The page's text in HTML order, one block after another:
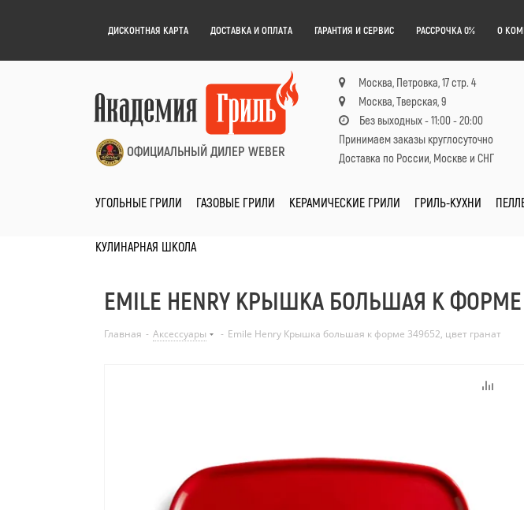
ДИСКОНТНАЯ КАРТА ДОСТАВКА И ОПЛАТА ГАРАНТИЯ И СЕРВИС РАССРОЧКА 0% О
ОФИЦИАЛЬНЫЙ ДИЛЕР WEBER
Москва, Петровка, 17 стр. 4
Москва, Тверская, 9
Без выходных - 11:00 - 20:00
Принимаем заказы круглосуточно
Доставка по России, Москве и СНГ
УГОЛЬНЫЕ ГРИЛИ ГАЗОВЫЕ ГРИЛИ КЕРАМИЧЕСКИЕ ГРИЛИ ГРИЛЬ-КУХНИ
КУЛИНАРНАЯ ШКОЛА
EMILE HENRY КРЫШКА БОЛЬШАЯ К ФОРМЕ
Главная - Аксессуары - Emile Henry Крышка большая к форме 349652, цвет гранат